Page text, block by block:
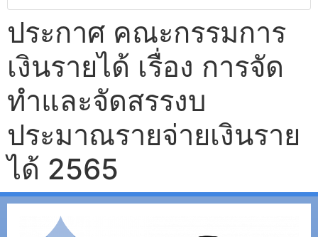
ประกาศ คณะกรรมการ
เงินรายได้ เรื่อง การจัด
ทำและจัดสรรงบ
ประมาณรายจ่ายเงินราย
ได้ 2565